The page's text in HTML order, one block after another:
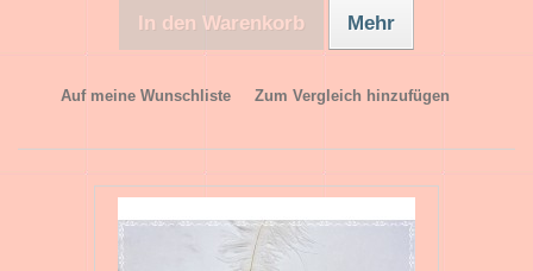
In den Warenkorb Mehr
Auf meine Wunschliste Zum Vergleich hinzufügen